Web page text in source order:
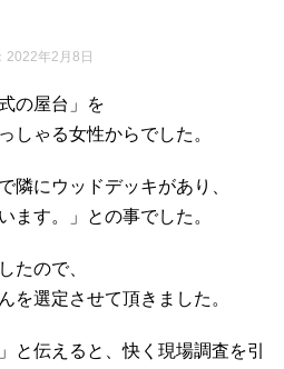
2022年2月8日
の屋台」を
しゃる女性からでした。
隣にウッドデッキがあり、
ます。」との事でした。
たので、
を選定させて頂きました。
と伝えると、快く現場調査を引